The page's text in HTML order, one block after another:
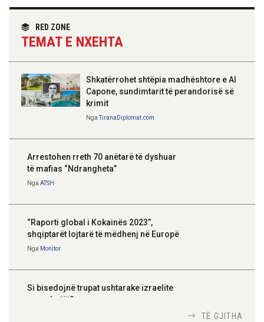
partneritetit strategjik
RED ZONE
TEMAT E NXEHTA
Shkatërrohet shtëpia madhështore e Al
Capone, sundimtarit të perandorisë së
krimit
NgaTiranaDiplomat.com
Arrestohen rreth 70 anëtarë të dyshuar
të mafias “Ndrangheta”
Nga ATSH
“Raporti global i Kokainës 2023”,
shqiptarët lojtarë të mëdhenj në Europë
Nga Monitor
Si bisedojnë trupat ushtarake izraelite
me robotët?
TË GJITHA